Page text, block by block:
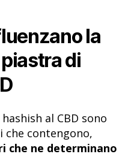
la
di
al CBD sono
che contengono,
che ne determinano